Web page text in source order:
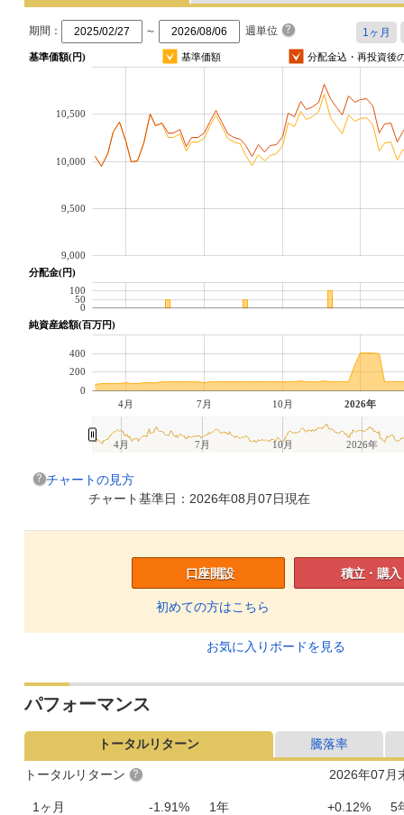
期間： ～ 週単位
基準価額(円) 基準価額 分配金込・再投資後
9,000
9,500
10,000
10,500
分配金(円)
0
50
100
純資産総額(百万円)
4月 7月 10月 2026年
0
200
400
4月 7月 10月 2026年
チャートの見方
チャート基準日：2026年08月07日現在
口座開設
初めての方はこちら
積立・購入
お気に入りボードを見る
パフォーマンス
トータルリターン 騰落率
2026年07月
トータルリターン
1ヶ月 -1.91% 1年 +0.12% 5